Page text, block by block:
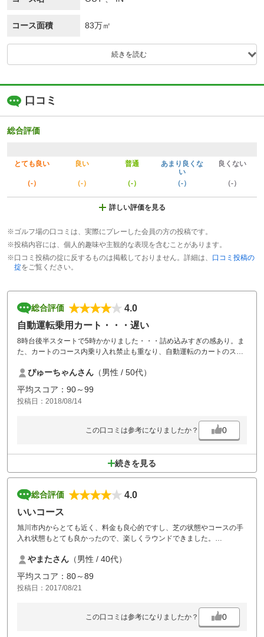
コース面積 83万㎡
続きを読む
口コミ
総合評価
とても良い 良い 普通
あまり良くな
い
良くない
（-） （-） （-） （-） （-）
詳しい評価を見る
※ゴルフ場の口コミは、実際にプレーした会員の方の投稿です。
※投稿内容には、個人的趣味や主観的な表現を含むことがあります。
※口コミ投稿の掟に反するものは掲載しておりません。詳細は、 口コミ投稿の
掟をご覧ください。
総合評価
4.0
自動運転乗用カート・・・遅い
8時台後半スタートで5時かかりました・・・詰め込みすぎの感あり。ま
た、カートのコース内乗り入れ禁止も重なり、自動運転のカートのスピ
ンともに文句無しに良かったので、再度チャレンジしたいコースです。
ぴゅーちゃんさん （男性 / 50代）
平均スコア：90～99
投稿日：2018/08/14
この口コミは参考になりましたか？ 0
続きを見る
総合評価
4.0
いいコース
旭川市内からとても近く、料金も良心的ですし、芝の状態やコースの手
入れ状態もとても良かったので、楽しくラウンドできました。
って好感を持ちました。
欲を言えば、カートが乗り入れできれば最高ですね。
夏の帰省の際にはまた必ず行きます。
やまたさん （男性 / 40代）
平均スコア：80～89
投稿日：2017/08/21
この口コミは参考になりましたか？ 0